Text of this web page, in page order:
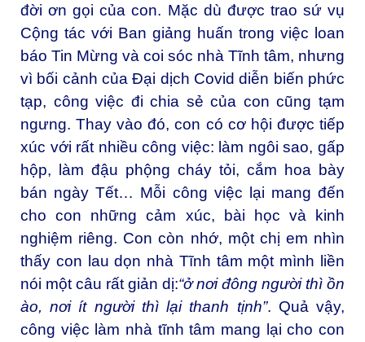
đời ơn gọi của con. Mặc dù được trao sứ vụ
Cộng tác với Ban giảng huấn trong việc loan
báo Tin Mừng và coi sóc nhà Tĩnh tâm, nhưng
vì bối cảnh của Đại dịch Covid diễn biến phức
tạp, công việc đi chia sẻ của con cũng tạm
ngưng. Thay vào đó, con có cơ hội được tiếp
xúc với rất nhiều công việc: làm ngôi sao, gấp
hộp, làm đậu phộng cháy tỏi, cắm hoa bày
bán ngày Tết… Mỗi công việc lại mang đến
cho con những cảm xúc, bài học và kinh
nghiệm riêng. Con còn nhớ, một chị em nhìn
thấy con lau dọn nhà Tĩnh tâm một mình liền
nói một câu rất giản dị:“ở nơi đông người thì ồn
ào, nơi ít người thì lại thanh tịnh”. Quả vậy,
công việc làm nhà tĩnh tâm mang lại cho con